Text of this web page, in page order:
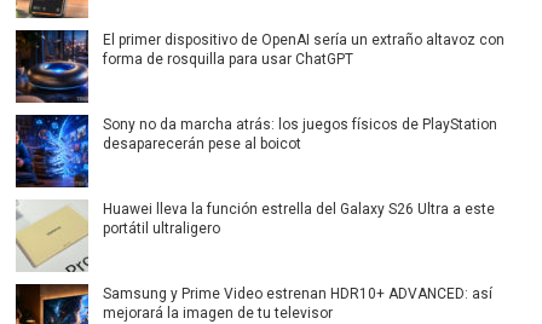
El primer dispositivo de OpenAI sería un extraño altavoz con
forma de rosquilla para usar ChatGPT
Sony no da marcha atrás: los juegos físicos de PlayStation
desaparecerán pese al boicot
Huawei lleva la función estrella del Galaxy S26 Ultra a este
portátil ultraligero
Samsung y Prime Video estrenan HDR10+ ADVANCED: así
mejorará la imagen de tu televisor